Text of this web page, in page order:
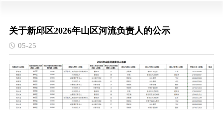
关于新邱区2026年山区河流负责人的公示
05-25